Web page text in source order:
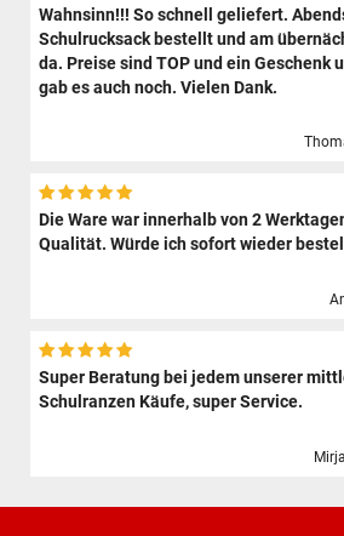
Wahnsinn!!! So schnell geliefert.
Schulrucksack bestellt und am
da. Preise sind TOP und ein Geschenk
gab es auch noch. Vielen Dank.
Die Ware war innerhalb von 2
Qualität. Würde ich sofort wieder
Super Beratung bei jedem unserer
Schulranzen Käufe, super Service.